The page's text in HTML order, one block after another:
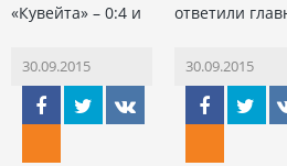
«Кувейта» – 0:4 и
30.09.2015
ответили
30.09.2015